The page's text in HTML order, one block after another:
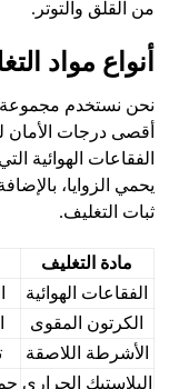
من القلق والتوتر.
أنواع مواد
نحن نستخدم مجموعة
أقصى درجات الأمان
الفقاعات الهوائية
يحمي الزوايا،
ثبات التغليف.
مادة التغليف
الفقاعات الهوائية
الكرتون المقوى
الأشرطة اللاصقة
البلاستيك الحراري